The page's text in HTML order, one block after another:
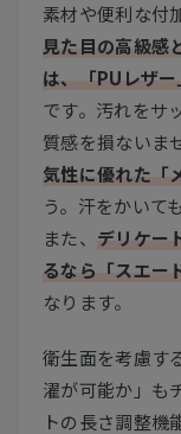
素材や便利な付
見た目の高級感
は、「PUレザ
です。汚れをサ
質感を損ないま
気性に優れた「
う。汗をかいて
また、 デリケー
るなら「スエー
なります。
衛生面を考慮す
濯が可能か」も
トの長さ調整機